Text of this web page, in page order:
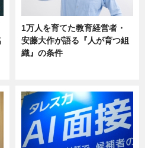
1万人を育てた教育経営者・
安藤大作が語る『人が育つ組
織』の条件